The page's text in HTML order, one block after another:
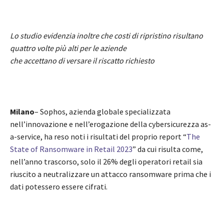
Lo studio evidenzia inoltre che costi di ripristino risultano
quattro volte più alti per le aziende
che accettano di versare il riscatto richiesto
Milano– Sophos, azienda globale specializzata
nell’innovazione e nell’erogazione della cybersicurezza as-
a-service, ha reso noti i risultati del proprio report “The
State of Ransomware in Retail 2023” da cui risulta come,
nell’anno trascorso, solo il 26% degli operatori retail sia
riuscito a neutralizzare un attacco ransomware prima che i
dati potessero essere cifrati.